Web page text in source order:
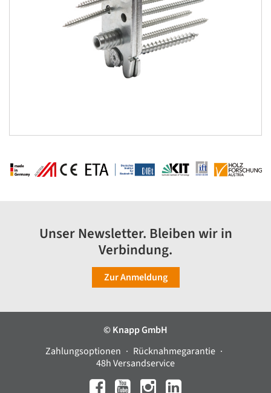
Unser Newsletter. Bleiben wir in
Verbindung.
Zur Anmeldung
© Knapp GmbH
Zahlungsoptionen
Rücknahmegarantie
48h Versandservice